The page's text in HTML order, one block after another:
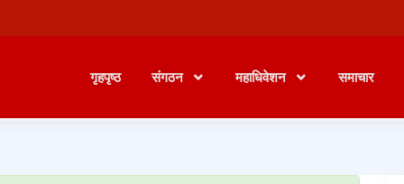
गृहपृष्ठ संगठन महाधिवेशन समाचार